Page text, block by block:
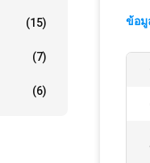
(15)
(7)
(6)
ข้อมู